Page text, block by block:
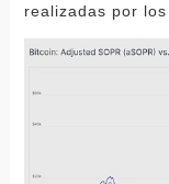
realizadas por